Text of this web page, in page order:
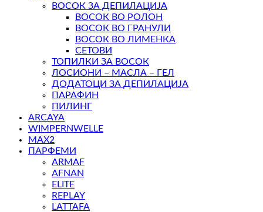
ВОСОК ЗА ДЕПИЛАЦИЈА
ВОСОК ВО РОЛОН
ВОСОК ВО ГРАНУЛИ
ВОСОК ВО ЛИМЕНКА
СЕТОВИ
ТОПИЛКИ ЗА ВОСОК
ЛОСИОНИ – МАСЛА – ГЕЛ
ДОДАТОЦИ ЗА ДЕПИЛАЦИЈА
ПАРАФИН
ПИЛИНГ
ARCAYA
WIMPERNWELLE
MAX2
ПАРФЕМИ
ARMAF
AFNAN
ELITE
REPLAY
LATTAFA